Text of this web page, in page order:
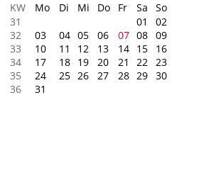
KW
Mo Di Mi Do Fr Sa
So
31
01
02
32
03 04 05 06 07 08
09
33
10 11 12 13 14 15
16
34
17 18 19 20 21 22
23
35
24 25 26 27 28 29
30
36
31